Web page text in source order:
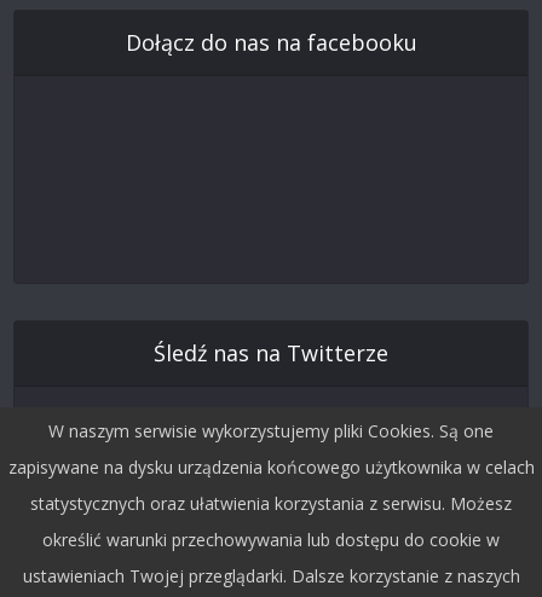
Dołącz do nas na facebooku
Śledź nas na Twitterze
W naszym serwisie wykorzystujemy pliki Cookies. Są one
zapisywane na dysku urządzenia końcowego użytkownika w celach
statystycznych oraz ułatwienia korzystania z serwisu. Możesz
określić warunki przechowywania lub dostępu do cookie w
ustawieniach Twojej przeglądarki. Dalsze korzystanie z naszych